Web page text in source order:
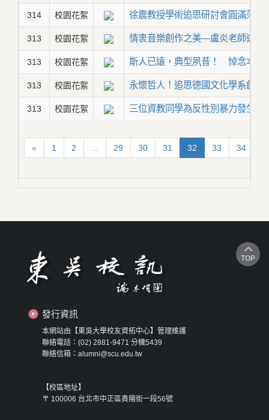
314 校園花絮 徐震教授學術追思研討會圓滿落幕
313 校園花絮 情衷音樂創作之美—盧炎老師逝世
313 校園花絮 斯人已遠，典型夙昔！ 悼念本校
313 校園花絮 永懷哲人！追思德國文化學系創系
313 校園花絮 三位資教同學為反性別暴力發生
« 1 2 29 30 31 32 33 34
發行資訊
本網站由【東吳大學校友資拓中心】管理維護
聯絡電話：(02) 2881-9471 分機5439
聯絡信箱：alumni@scu.edu.tw
【校區地址】
〒 100006 台北市中正區貴陽街一段56號
TOP